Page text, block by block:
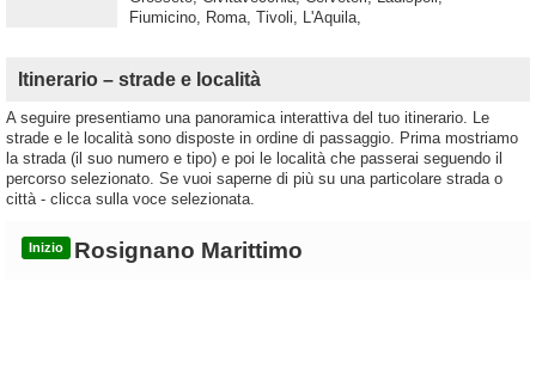
Fiumicino, Roma, Tivoli, L'Aquila,
Itinerario – strade e località
A seguire presentiamo una panoramica interattiva del tuo itinerario. Le
strade e le località sono disposte in ordine di passaggio. Prima mostriamo
la strada (il suo numero e tipo) e poi le località che passerai seguendo il
percorso selezionato. Se vuoi saperne di più su una particolare strada o
città - clicca sulla voce selezionata.
Inizio Rosignano Marittimo